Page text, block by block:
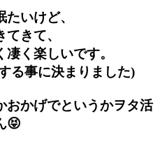
いけど、
きて、
く楽しいです。
る事に決まりました)
おかげでというかヲタ活
😝